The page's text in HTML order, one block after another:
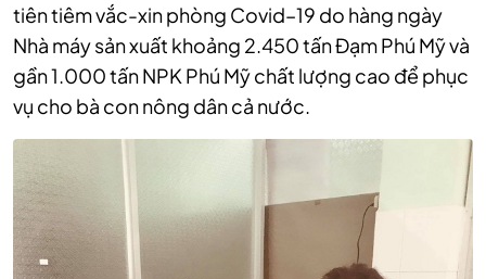
tiên tiêm vắc-xin phòng Covid–19 do hàng ngày
Nhà máy sản xuất khoảng 2.450 tấn Đạm Phú Mỹ và
gần 1.000 tấn NPK Phú Mỹ chất lượng cao để phục
vụ cho bà con nông dân cả nước.